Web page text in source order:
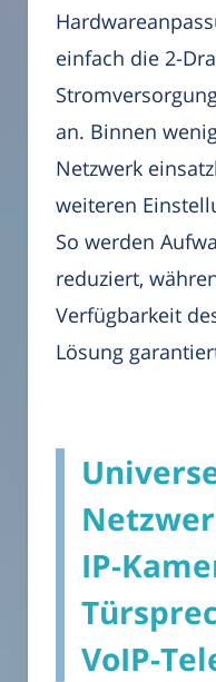
einfach die 2-
an. Binnen
Netzwerk
weiteren
So werden
reduziert,
Verfügbarkeit
Lösung
IP-
VoIP-